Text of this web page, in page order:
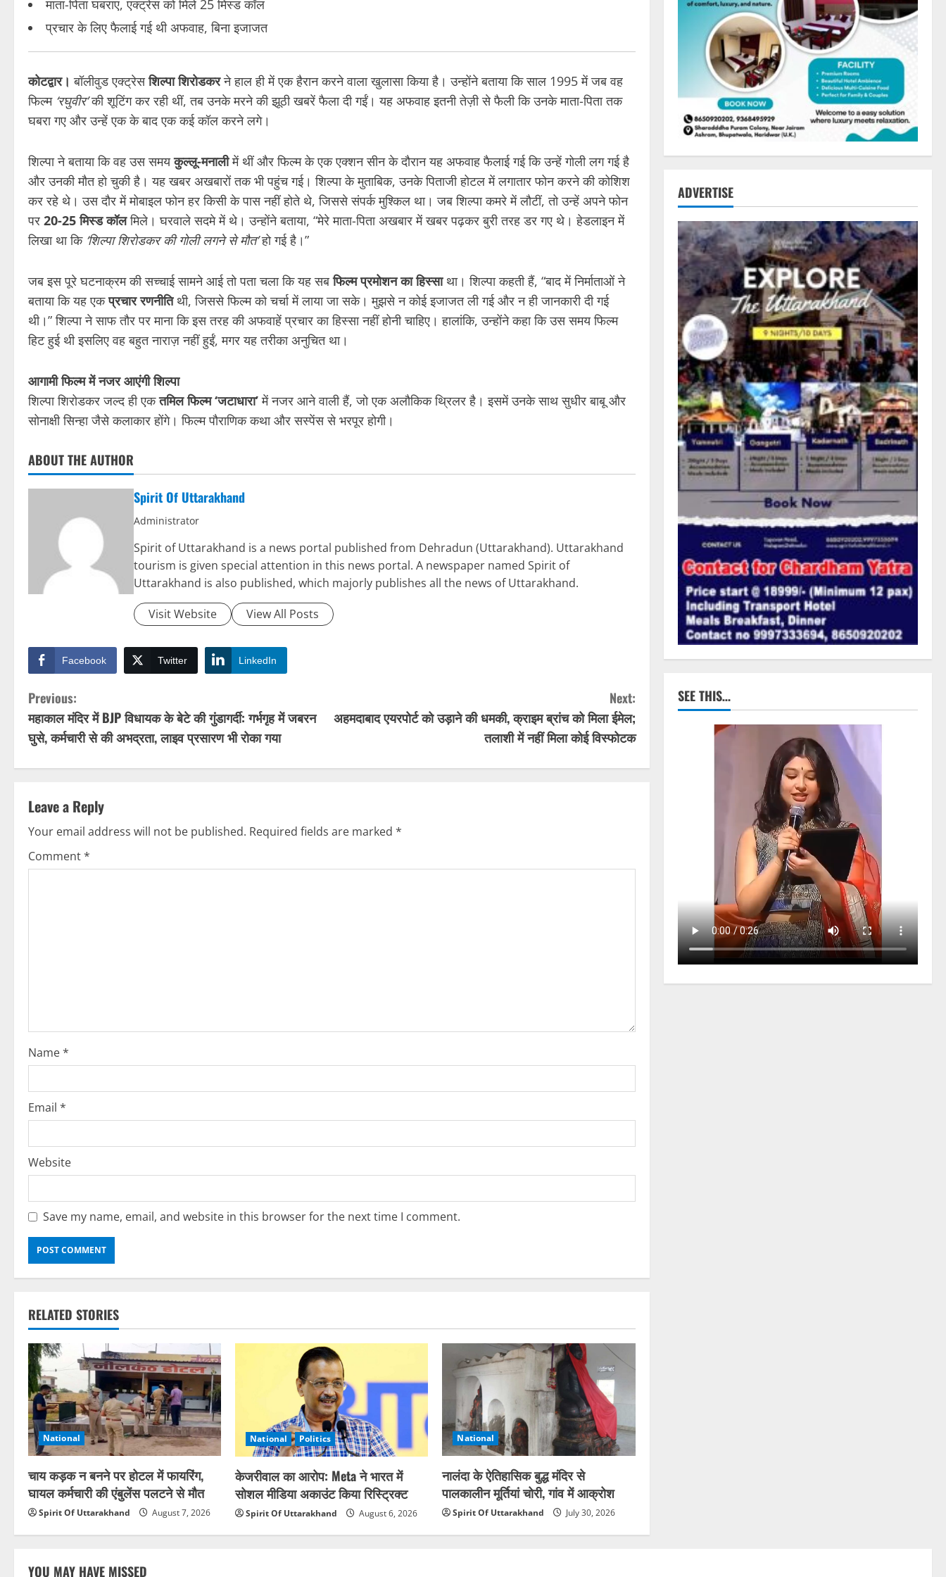
माता-पिता घबराए, एक्ट्रेस को मिले 25 मिस्ड कॉल
प्रचार के लिए फैलाई गई थी अफवाह, बिना इजाजत
कोटद्वार।बॉलीवुड एक्ट्रेसशिल्पा शिरोडकरने हाल ही में एक हैरान करने वाला खुलासा किया है। उन्होंने बताया कि साल 1995 में जब वह
फिल्म ‘रघुवीर’की शूटिंग कर रही थीं, तब उनके मरने की झूठी खबरें फैला दी गईं। यह अफवाह इतनी तेज़ी से फैली कि उनके माता-पिता तक
घबरा गए और उन्हें एक के बाद एक कई कॉल करने लगे।
शिल्पा ने बताया कि वह उस समयकुल्लू-मनालीमें थीं और फिल्म के एक एक्शन सीन के दौरान यह अफवाह फैलाई गई कि उन्हें गोली लग गई है
और उनकी मौत हो चुकी है। यह खबर अखबारों तक भी पहुंच गई। शिल्पा के मुताबिक, उनके पिताजी होटल में लगातार फोन करने की कोशिश
कर रहे थे। उस दौर में मोबाइल फोन हर किसी के पास नहीं होते थे, जिससे संपर्क मुश्किल था। जब शिल्पा कमरे में लौटीं, तो उन्हें अपने फोन
पर 20-25 मिस्ड कॉलमिले। घरवाले सदमे में थे। उन्होंने बताया, “मेरे माता-पिता अखबार में खबर पढ़कर बुरी तरह डर गए थे। हेडलाइन में
लिखा था कि ‘शिल्पा शिरोडकर की गोली लगने से मौत’हो गई है।”
जब इस पूरे घटनाक्रम की सच्चाई सामने आई तो पता चला कि यह सबफिल्म प्रमोशन का हिस्साथा। शिल्पा कहती हैं, “बाद में निर्माताओं ने
बताया कि यह एकप्रचार रणनीतिथी, जिससे फिल्म को चर्चा में लाया जा सके। मुझसे न कोई इजाजत ली गई और न ही जानकारी दी गई
थी।” शिल्पा ने साफ तौर पर माना कि इस तरह की अफवाहें प्रचार का हिस्सा नहीं होनी चाहिए। हालांकि, उन्होंने कहा कि उस समय फिल्म
हिट हुई थी इसलिए वह बहुत नाराज़ नहीं हुईं, मगर यह तरीका अनुचित था।
आगामी फिल्म में नजर आएंगी शिल्पा
शिल्पा शिरोडकर जल्द ही एकतमिल फिल्म ‘जटाधारा’में नजर आने वाली हैं, जो एक अलौकिक थ्रिलर है। इसमें उनके साथ सुधीर बाबू और
सोनाक्षी सिन्हा जैसे कलाकार होंगे। फिल्म पौराणिक कथा और सस्पेंस से भरपूर होगी।
ABOUT THE AUTHOR
Spirit Of Uttarakhand
Administrator
Spirit of Uttarakhand is a news portal published from Dehradun (Uttarakhand). Uttarakhand
tourism is given special attention in this news portal. A newspaper named Spirit of
Uttarakhand is also published, which majorly publishes all the news of Uttarakhand.
Visit Website
View All Posts
Facebook Twitter LinkedIn
C
o
n
i
n
u
d
i
n
g
Previous:
महाकाल मंदिर में BJP विधायक के बेटे की गुंडागर्दी: गर्भगृह में जबरन
घुसे, कर्मचारी से की अभद्रता, लाइव प्रसारण भी रोका गया
Next:
अहमदाबाद एयरपोर्ट को उड़ाने की धमकी, क्राइम ब्रांच को मिला ईमेल;
तलाशी में नहीं मिला कोई विस्फोटक
Leave a Reply
Your email address will not be published. Required fields are marked *
Comment*
Name*
Email *
Website
Save my name, email, and website in this browser for the next time I comment.
RELATED STORIES
National
चाय कड़क न बनने पर होटल में फायरिंग,
घायल कर्मचारी की एंबुलेंस पलटने से मौत
Spirit Of Uttarakhand August 7, 2026
National Politics
केजरीवाल का आरोप: Meta ने भारत में
सोशल मीडिया अकाउंट किया रिस्ट्रिक्ट
Spirit Of Uttarakhand August 6, 2026
National
नालंदा के ऐतिहासिक बुद्ध मंदिर से
पालकालीन मूर्तियां चोरी, गांव में आक्रोश
Spirit Of Uttarakhand July 30, 2026
ADVERTISE
SEE THIS…
YOU MAY HAVE MISSED